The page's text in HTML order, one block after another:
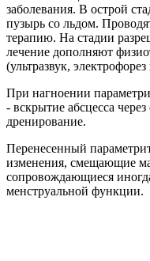
заболевания. В острой
пузырь со льдом.
терапию. На стадии
лечение дополняют
(ультразвук,
При нагноении
- вскрытие абсцесса
дренирование.
Перенесенный
изменения, смещающие
сопровождающиеся
менструальной функции.